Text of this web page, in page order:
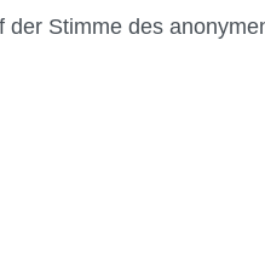
der Stimme des